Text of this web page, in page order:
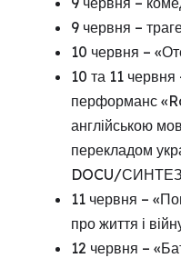
9 червня –
10 червня –
10 та 11
перформанс
англійською
перекладом
DOCU/
11 червня –
про життя і
12 червня –